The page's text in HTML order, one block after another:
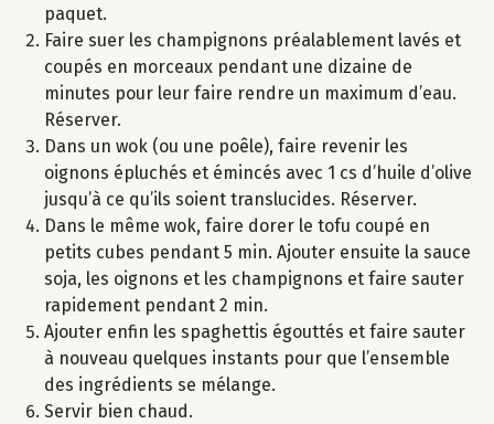
paquet.
Faire suer les champignons préalablement lavés et
coupés en morceaux pendant une dizaine de
minutes pour leur faire rendre un maximum d’eau.
Réserver.
Dans un wok (ou une poêle), faire revenir les
oignons épluchés et émincés avec 1 cs d’huile d’olive
jusqu’à ce qu’ils soient translucides. Réserver.
Dans le même wok, faire dorer le tofu coupé en
petits cubes pendant 5 min. Ajouter ensuite la sauce
soja, les oignons et les champignons et faire sauter
rapidement pendant 2 min.
Ajouter enfin les spaghettis égouttés et faire sauter
à nouveau quelques instants pour que l’ensemble
des ingrédients se mélange.
Servir bien chaud.